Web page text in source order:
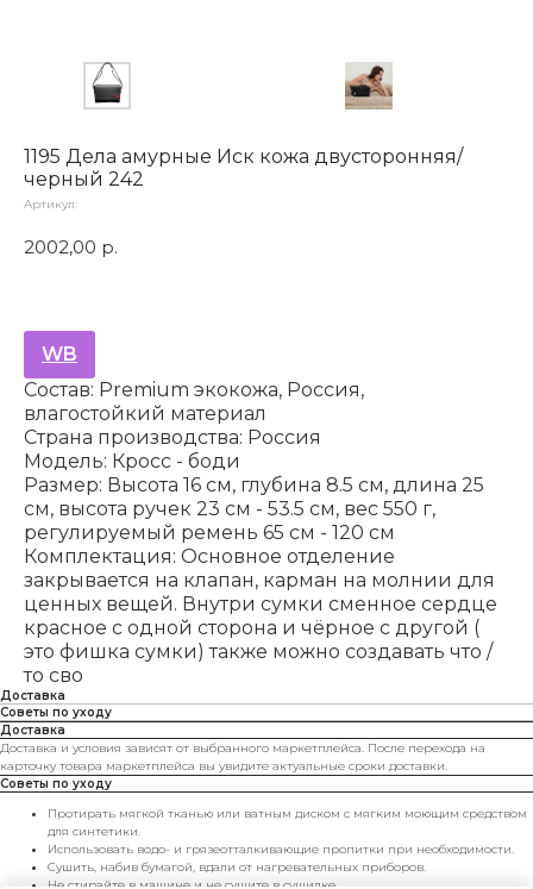
1195 Дела амурные Иск кожа двусторонняя/
черный 242
Артикул:
2002,00 р.
WB
Состав: Premium экокожа, Россия,
влагостойкий материал
Страна производства: Россия
Модель: Кросс - боди
Размер: Высота 16 см, глубина 8.5 см, длина 25
см, высота ручек 23 см - 53.5 см, вес 550 г,
регулируемый ремень 65 см - 120 см
Комплектация: Основное отделение
закрывается на клапан, карман на молнии для
ценных вещей. Внутри сумки сменное сердце
красное с одной сторона и чёрное с другой (
это фишка сумки) также можно создавать что /
то сво
Доставка
Советы по уходу
Доставка
Доставка и условия зависят от выбранного маркетплейса. После перехода на
карточку товара маркетплейса вы увидите актуальные сроки доставки.
Советы по уходу
Протирать мягкой тканью или ватным диском с мягким моющим средством
для синтетики.
Использовать водо- и грязеотталкивающие пропитки при необходимости.
Сушить, набив бумагой, вдали от нагревательных приборов.
Не стирайте в машине и не сушите в сушилке.